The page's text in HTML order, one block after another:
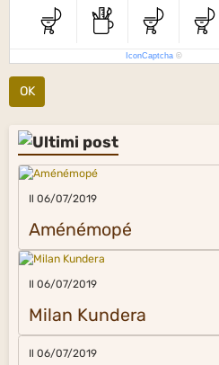
IconCaptcha ©
OK
Il 06/07/2019
Aménémopé
Il 06/07/2019
Milan Kundera
Il 06/07/2019